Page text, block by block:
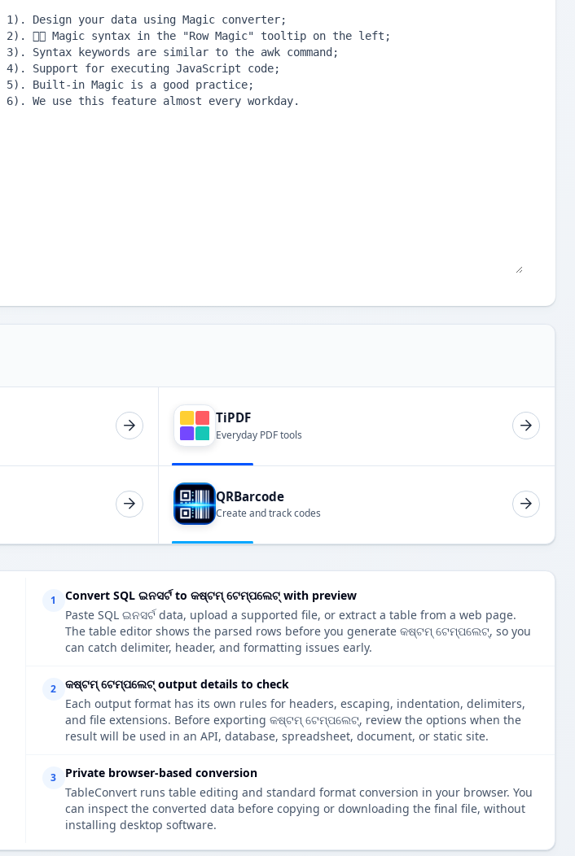
TiPDF
Everyday PDF tools
QRBarcode
Create and track codes
1
Convert SQL ଇନସର୍ଟ to କଷ୍ଟମ୍ ଟେମ୍ପଲେଟ୍ with preview
Paste SQL ଇନସର୍ଟ data, upload a supported file, or extract a table from a web page.
The table editor shows the parsed rows before you generate କଷ୍ଟମ୍ ଟେମ୍ପଲେଟ୍, so you
can catch delimiter, header, and formatting issues early.
2
କଷ୍ଟମ୍ ଟେମ୍ପଲେଟ୍ output details to check
Each output format has its own rules for headers, escaping, indentation, delimiters,
and file extensions. Before exporting କଷ୍ଟମ୍ ଟେମ୍ପଲେଟ୍, review the options when the
result will be used in an API, database, spreadsheet, document, or static site.
3
Private browser-based conversion
TableConvert runs table editing and standard format conversion in your browser. You
can inspect the converted data before copying or downloading the final file, without
installing desktop software.